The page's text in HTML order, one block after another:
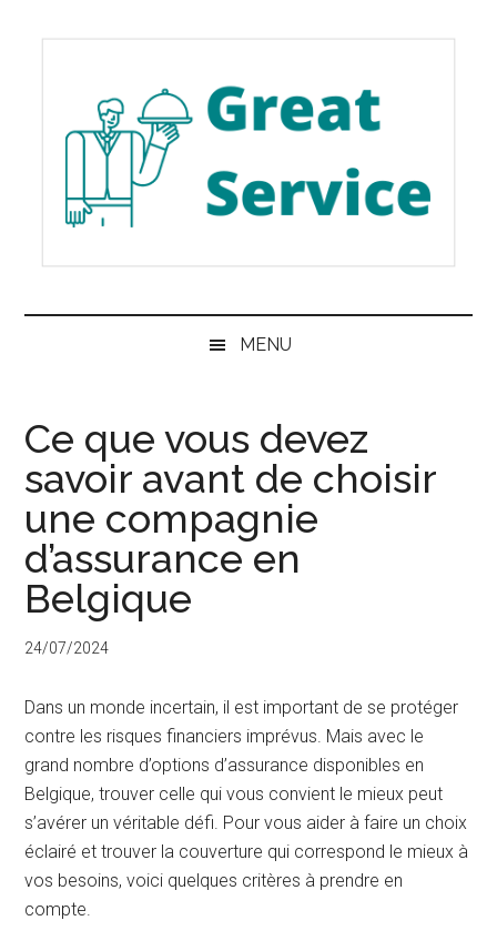
Great
Service
meilleurs
MENU
Ce que vous devez
savoir avant de choisir
une compagnie
d’assurance en
Belgique
24/07/2024
Dans un monde incertain, il est important de se protéger
contre les risques financiers imprévus. Mais avec le
grand nombre d’options d’assurance disponibles en
Belgique, trouver celle qui vous convient le mieux peut
s’avérer un véritable défi. Pour vous aider à faire un choix
éclairé et trouver la couverture qui correspond le mieux à
vos besoins, voici quelques critères à prendre en
compte.